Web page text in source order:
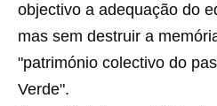
objectivo a adequação do
mas sem destruir a
"património colectivo do
Verde".